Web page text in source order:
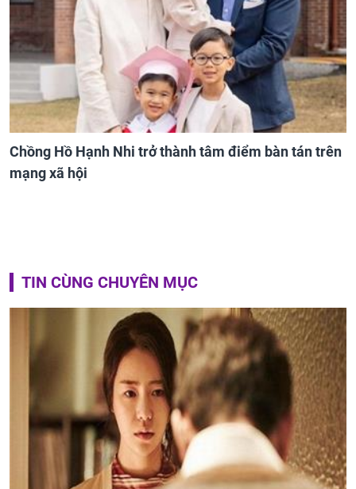
Chồng Hồ Hạnh Nhi trở thành tâm điểm bàn tán trên
mạng xã hội
TIN CÙNG CHUYÊN MỤC